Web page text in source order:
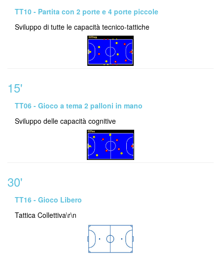
TT10 - Partita con 2 porte e 4 porte piccole
Sviluppo di tutte le capacità tecnico-tattiche
15'
TT06 - Gioco a tema 2 palloni in mano
Sviluppo delle capacità cognitive
30'
TT16 - Gioco Libero
Tattica Collettiva\r\n